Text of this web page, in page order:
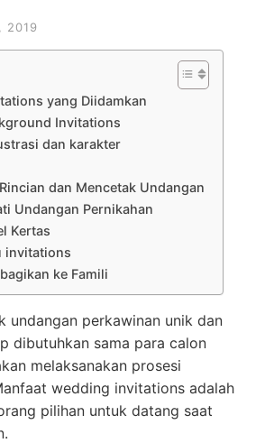
2019
yang Diidamkan
Invitations
dan karakter
dan Mencetak Undangan
Undangan Pernikahan
Kertas
invitations
ke Famili
undangan perkawinan unik dan
dibutuhkan sama para calon
melaksanakan prosesi
wedding invitations adalah
pilihan untuk datang saat